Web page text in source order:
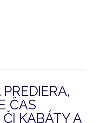
ČAS
KABÁTY A